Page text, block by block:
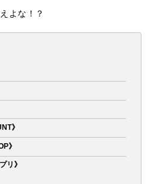
よな！？
》
》
リ》